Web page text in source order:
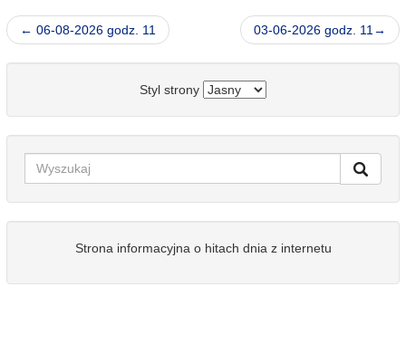
← 06-08-2026 godz. 11 03-06-2026 godz. 11→
Styl strony
Strona informacyjna o hitach dnia z internetu